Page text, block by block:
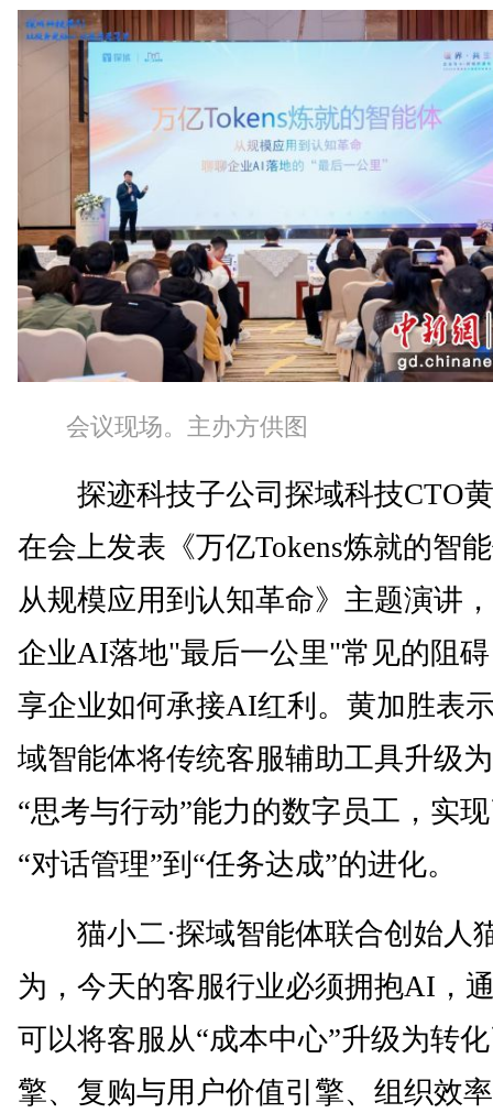
会议现场。主办方供图
探迹科技子公司探域科技CTO
在会上发表《万亿Tokens炼就的智
从规模应用到认知革命》主题演讲
企业AI落地"最后一公里"常见的阻
享企业如何承接AI红利。黄加胜表
域智能体将传统客服辅助工具升级
“思考与行动”能力的数字员工，实
“对话管理”到“任务达成”的进化。
猫小二·探域智能体联合创始人
为，今天的客服行业必须拥抱AI，
可以将客服从“成本中心”升级为转
擎、复购与用户价值引擎、组织效